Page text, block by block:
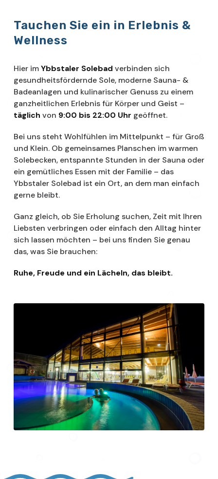
Tauchen Sie ein in Erlebnis &
Wellness
Hier imYbbstaler Solebad verbinden sich
gesundheitsfördernde Sole, moderne Sauna- &
Badeanlagen und kulinarischer Genuss zu einem
ganzheitlichen Erlebnis für Körper und Geist –
täglich von 9:00 bis 22:00 Uhr geöffnet.
Bei uns steht Wohlfühlen im Mittelpunkt – für Groß
und Klein. Ob gemeinsames Planschen im warmen
Solebecken, entspannte Stunden in der Sauna oder
ein gemütliches Essen mit der Familie – das
Ybbstaler Solebad ist ein Ort, an dem man einfach
gerne bleibt.
Ganz gleich, ob Sie Erholung suchen, Zeit mit Ihren
Liebsten verbringen oder einfach den Alltag hinter
sich lassen möchten – bei uns finden Sie genau
das, was Sie brauchen:
Ruhe, Freude und ein Lächeln, das bleibt.